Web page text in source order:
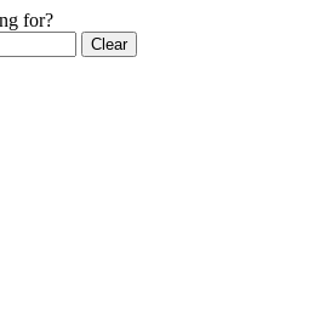
for?
Clear